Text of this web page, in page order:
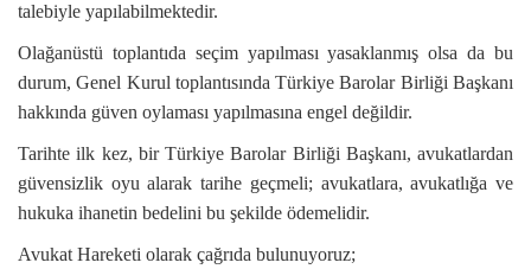
talebiyle yapılabilmektedir.
Olağanüstü toplantıda seçim yapılması yasaklanmış olsa da bu
durum, Genel Kurul toplantısında Türkiye Barolar Birliği Başkanı
hakkında güven oylaması yapılmasına engel değildir.
Tarihte ilk kez, bir Türkiye Barolar Birliği Başkanı, avukatlardan
güvensizlik oyu alarak tarihe geçmeli; avukatlara, avukatlığa ve
hukuka ihanetin bedelini bu şekilde ödemelidir.
Avukat Hareketi olarak çağrıda bulunuyoruz;